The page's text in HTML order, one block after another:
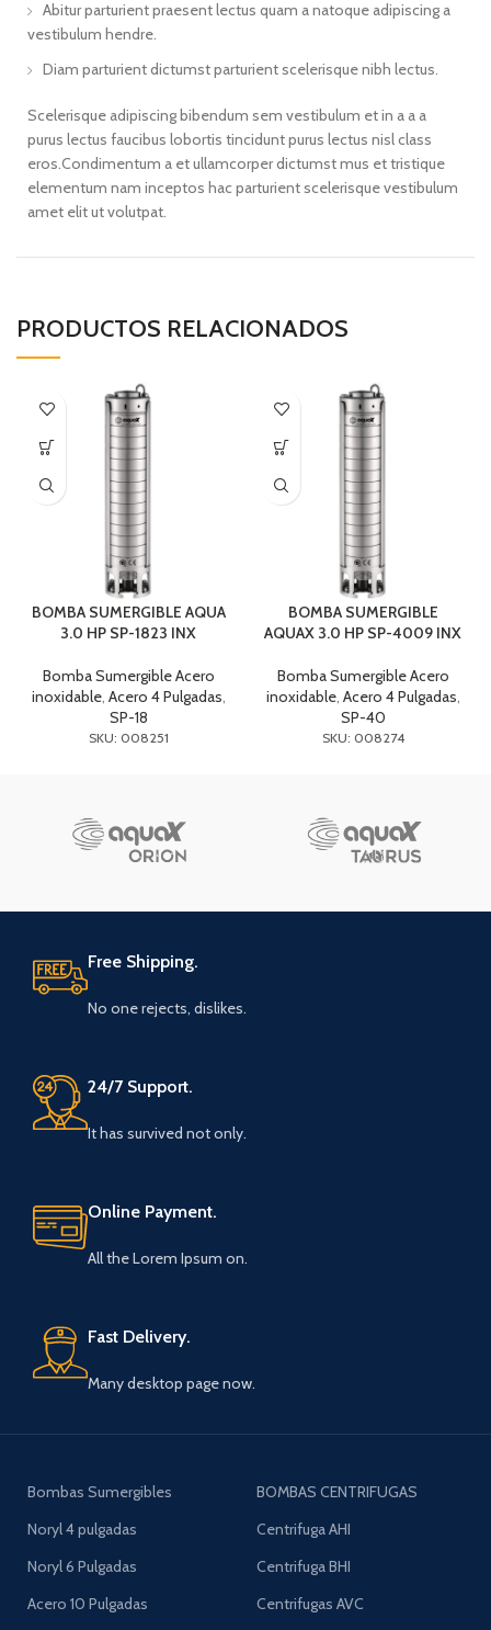
Abitur parturient praesent lectus quam a natoque adipiscing a
vestibulum hendre.
Diam parturient dictumst parturient scelerisque nibh lectus.
Scelerisque adipiscing bibendum sem vestibulum et in a a a
purus lectus faucibus lobortis tincidunt purus lectus nisl class
eros.Condimentum a et ullamcorper dictumst mus et tristique
elementum nam inceptos hac parturient scelerisque vestibulum
amet elit ut volutpat.
PRODUCTOS RELACIONADOS
BOMBA SUMERGIBLE AQUA
3.0 HP SP-1823 INX
Bomba Sumergible Acero
inoxidable, Acero 4 Pulgadas,
SP-18
SKU: 008251
BOMBA SUMERGIBLE
AQUAX 3.0 HP SP-4009 INX
Bomba Sumergible Acero
inoxidable, Acero 4 Pulgadas,
SP-40
SKU: 008274
Free Shipping.
No one rejects, dislikes.
24/7 Support.
It has survived not only.
Online Payment.
All the Lorem Ipsum on.
Fast Delivery.
Many desktop page now.
Bombas Sumergibles
Noryl 4 pulgadas
Noryl 6 Pulgadas
Acero 10 Pulgadas
BOMBAS CENTRIFUGAS
Centrifuga AHI
Centrifuga BHI
Centrifugas AVC